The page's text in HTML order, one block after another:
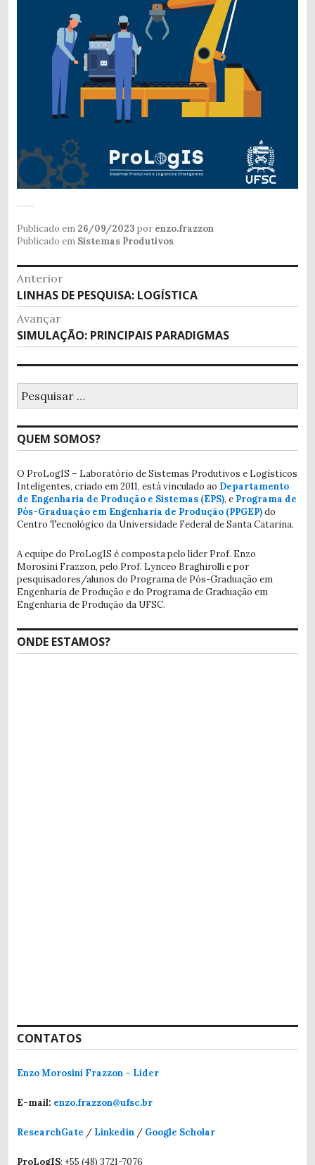
Publicado em 26/09/2023 por enzo.frazzon
Publicado em Sistemas Produtivos
Navegação
de
Post
Anterior
Post
anterior:
LINHAS DE PESQUISA: LOGÍSTICA
Avançar
Próximo
post:
SIMULAÇÃO: PRINCIPAIS PARADIGMAS
por:
QUEM SOMOS?
O ProLogIS – Laboratório de Sistemas Produtivos e Logísticos
Inteligentes, criado em 2011, está vinculado ao Departamento
de Engenharia de Produção e Sistemas (EPS), e Programa de
Pós-Graduação em Engenharia de Produção (PPGEP)do
Centro Tecnológico da Universidade Federal de Santa Catarina.
A equipe do ProLogIS é composta pelo líder Prof. Enzo
Morosini Frazzon, pelo Prof. Lynceo Braghirolli e por
pesquisadores/alunos do Programa de Pós-Graduação em
Engenharia de Produção e do Programa de Graduação em
Engenharia de Produção da UFSC.
ONDE ESTAMOS?
CONTATOS
Enzo Morosini Frazzon – Líder
E-mail: enzo.frazzon@ufsc.br
ResearchGate / Linkedin / Google Scholar
ProLogIS: +55 (48) 3721-7076